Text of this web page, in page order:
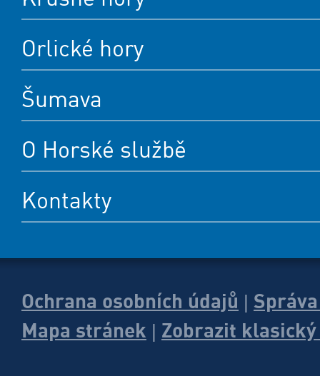
Orlické hory
Šumava
O Horské službě
Kontakty
Ochrana osobních údajů
Mapa stránek
Zobrazit